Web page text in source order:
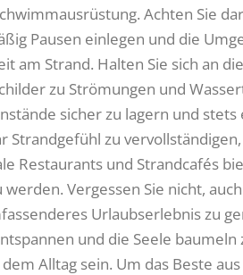
Achten Sie
Pausen einlegen und die
am Strand. Halten Sie sich an
zu Strömungen und
sicher zu lagern und
Strandgefühl zu
Restaurants und Strandcafés
Vergessen Sie nicht,
Urlaubserlebnis zu
und die Seele baumeln
Alltag sein. Um das Beste